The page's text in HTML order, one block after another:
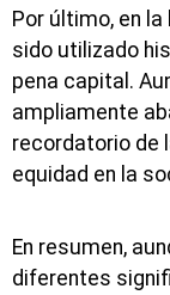
Por último, en
sido utilizado
pena capital.
ampliamente
recordatorio de
equidad en la
En resumen,
diferentes